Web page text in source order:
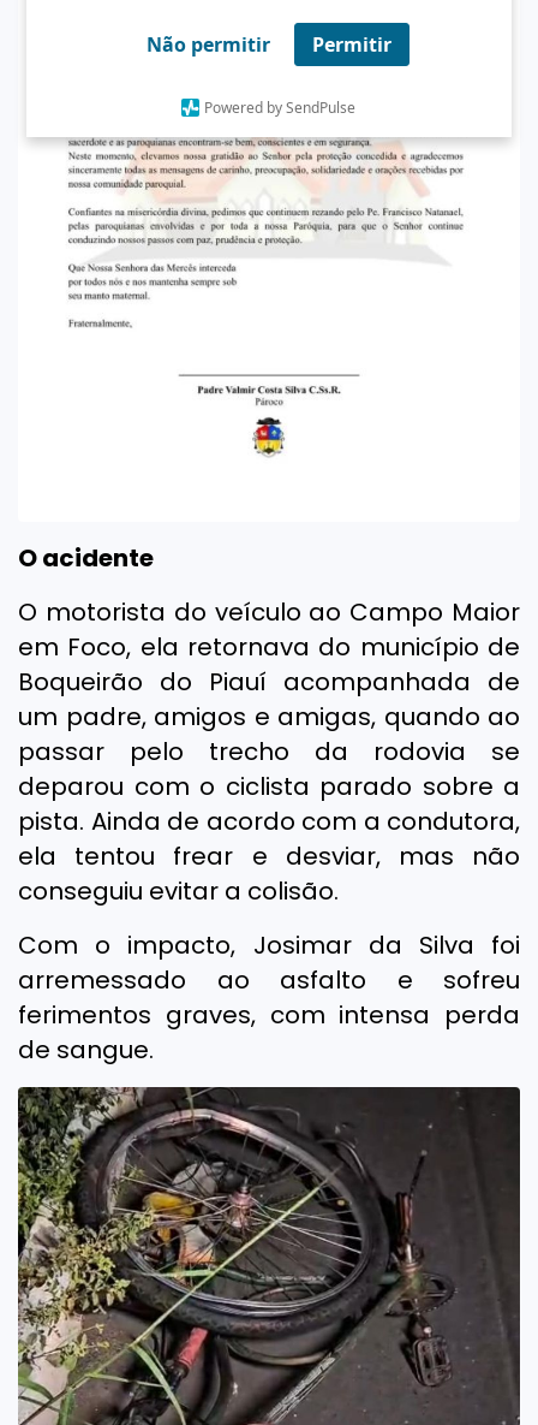
Não permitir Permitir
Powered by SendPulse
O acidente
O motorista do veículo ao Campo Maior
em Foco, ela retornava do município de
Boqueirão do Piauí acompanhada de
um padre, amigos e amigas, quando ao
passar pelo trecho da rodovia se
deparou com o ciclista parado sobre a
pista. Ainda de acordo com a condutora,
ela tentou frear e desviar, mas não
conseguiu evitar a colisão.
Com o impacto, Josimar da Silva foi
arremessado ao asfalto e sofreu
ferimentos graves, com intensa perda
de sangue.